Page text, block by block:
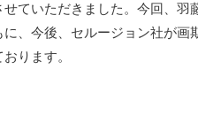
ていただきました。今回、羽
、今後、セルージョン社が画
ります。